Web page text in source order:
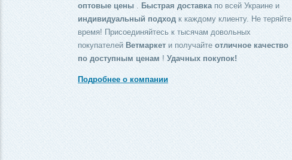
оптовые цены
Быстрая доставка по всей Украине и
индивидуальный подход к каждому клиенту. Не теряйте
время! Присоединяйтесь к тысячам довольных
покупателей Ветмаркет и получайте отличное качество
по доступным ценам ! Удачных покупок!
Подробнее о компании